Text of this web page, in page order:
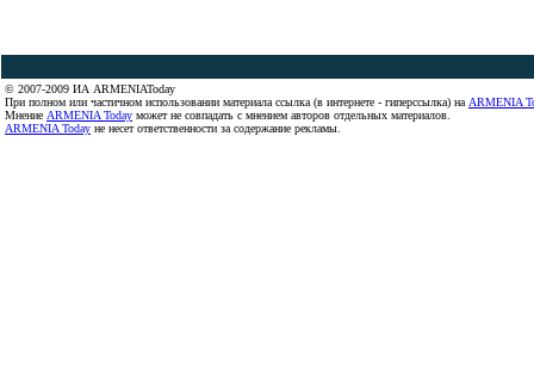
© 2007-2009 ИА ARMENIAToday
При полном или частичном использовании материала ссылка (в интернете - гиперссылка) на ARMENIA
Мнение ARMENIA Today может не совпадать с мнением авторов отдельных материалов.
ARMENIA Today не несет ответственности за содержание рекламы.